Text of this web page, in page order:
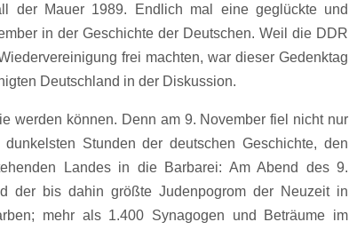
der Mauer 1989. Endlich mal eine geglückte und
in der Geschichte der Deutschen. Weil die DDR
frei machten, war dieser Gedenktag
Deutschland in der Diskussion.
werden können. Denn am 9. November fiel nicht nur
Stunden der deutschen Geschichte, den
Landes in die Barbarei: Am Abend des 9.
der bis dahin größte Judenpogrom der Neuzeit in
mehr als 1.400 Synagogen und Beträume im